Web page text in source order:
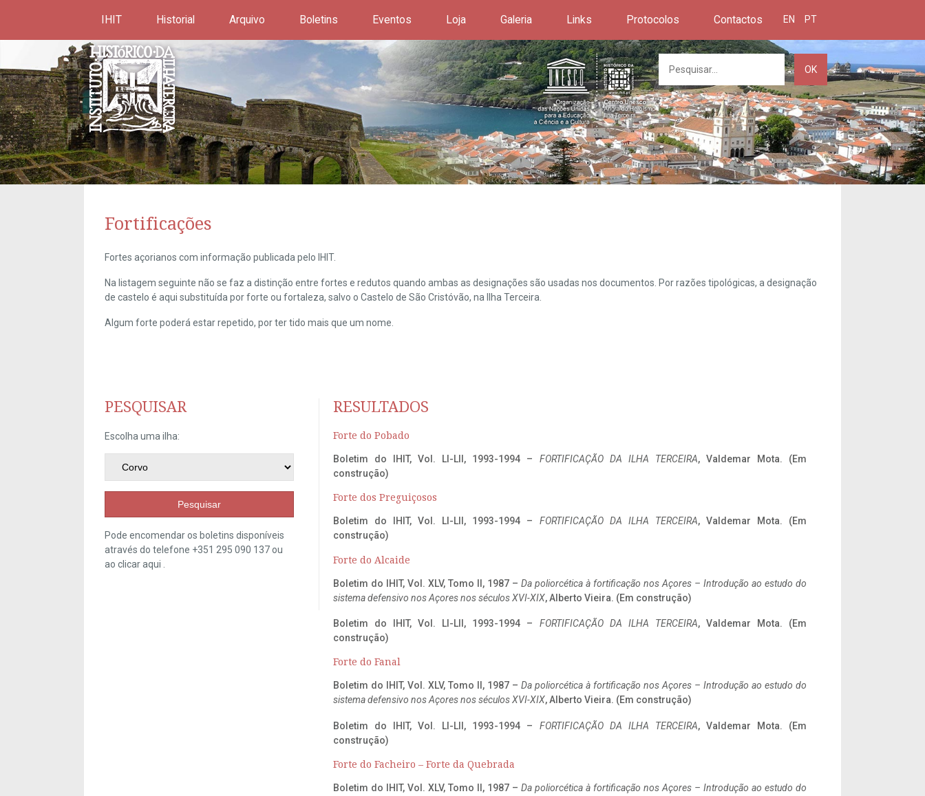
IHIT Historial Arquivo Boletins Eventos Loja Galeria Links Protocolos Contactos EN PT
OK
Fortificações
Fortes açorianos com informação publicada pelo IHIT.
Na listagem seguinte não se faz a distinção entre fortes e redutos quando ambas as designações são usadas nos documentos. Por razões tipológicas, a designação
de castelo é aqui substituída por forte ou fortaleza, salvo o Castelo de São Cristóvão, na Ilha Terceira.
Algum forte poderá estar repetido, por ter tido mais que um nome.
PESQUISAR
Escolha uma ilha:
Pesquisar
Pode encomendar os boletins disponíveis
através do telefone +351 295 090 137 ou
ao clicaraqui
RESULTADOS
Forte do Pobado
Boletim do IHIT, Vol. LI-LII, 1993-1994 – FORTIFICAÇÃO DA ILHA TERCEIRA, Valdemar Mota. (Em
construção)
Forte dos Preguiçosos
Boletim do IHIT, Vol. LI-LII, 1993-1994 – FORTIFICAÇÃO DA ILHA TERCEIRA, Valdemar Mota. (Em
construção)
Forte do Alcaide
Boletim do IHIT, Vol. XLV, Tomo II, 1987 – Da poliorcética à fortificação nos Açores – Introdução ao estudo do
sistema defensivo nos Açores nos séculos XVI-XIX, Alberto Vieira. (Em construção)
Boletim do IHIT, Vol. LI-LII, 1993-1994 – FORTIFICAÇÃO DA ILHA TERCEIRA, Valdemar Mota. (Em
construção)
Forte do Fanal
Boletim do IHIT, Vol. XLV, Tomo II, 1987 – Da poliorcética à fortificação nos Açores – Introdução ao estudo do
sistema defensivo nos Açores nos séculos XVI-XIX, Alberto Vieira. (Em construção)
Boletim do IHIT, Vol. LI-LII, 1993-1994 – FORTIFICAÇÃO DA ILHA TERCEIRA, Valdemar Mota. (Em
construção)
Forte do Facheiro – Forte da Quebrada
Boletim do IHIT, Vol. XLV, Tomo II, 1987 – Da poliorcética à fortificação nos Açores – Introdução ao estudo do